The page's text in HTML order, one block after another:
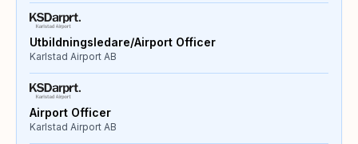
Utbildningsledare/Airport Officer
Karlstad Airport AB
Airport Officer
Karlstad Airport AB